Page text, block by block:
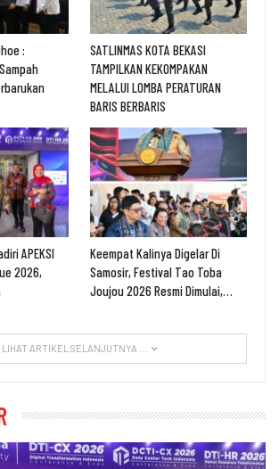
:
SATLINMAS KOTA BEKASI
TAMPILKAN KEKOMPAKAN
MELALUI LOMBA PERATURAN
BARIS BERBARIS
APEKSI
2026,
Keempat Kalinya Digelar Di
Samosir, Festival Tao Toba
Joujou 2026 Resmi Dimulai,…
LIHAT ARTIKEL SELANJUTNYA ...